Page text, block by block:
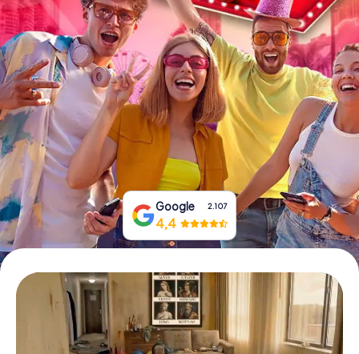
ES
FR UK
IE
IT
NL
Boek tickets
Koop cadeaubonnen
Google 2.107
4,4